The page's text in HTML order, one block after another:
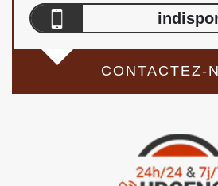
CONTACTEZ-